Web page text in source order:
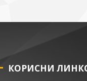
КОРИСНИ